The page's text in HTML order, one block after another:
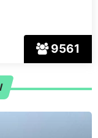
9561